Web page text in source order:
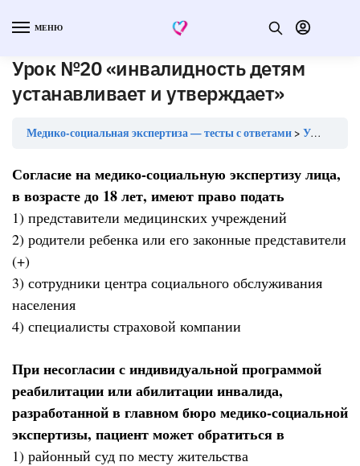
МЕНЮ
Урок №20 «инвалидность детям
устанавливает и утверждает»
Медико-социальная экспертиза — тесты с ответами Урок №20 «инвалидность детям устанавливает и утверждает»
Согласие на медико-социальную экспертизу лица,
в возрасте до 18 лет, имеют право подать
1) представители медицинских учреждений
2) родители ребенка или его законные представители
(+)
3) сотрудники центра социального обслуживания
населения
4) специалисты страховой компании
При несогласии с индивидуальной программой
реабилитации или абилитации инвалида,
разработанной в главном бюро медико-социальной
экспертизы, пациент может обратиться в
1) районный суд по месту жительства